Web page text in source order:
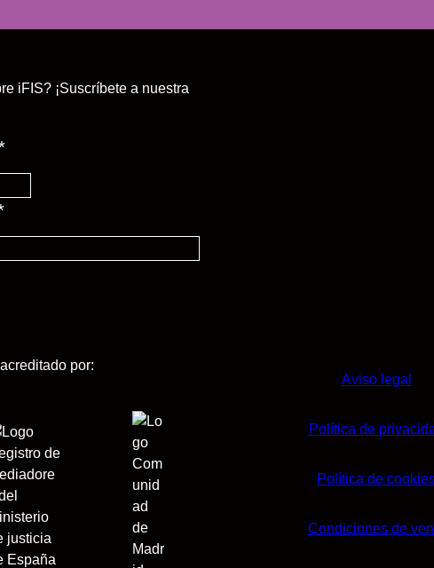
iFIS? ¡Suscríbete a nuestra
por:
Aviso legal
Política de
Política de
Condiciones de